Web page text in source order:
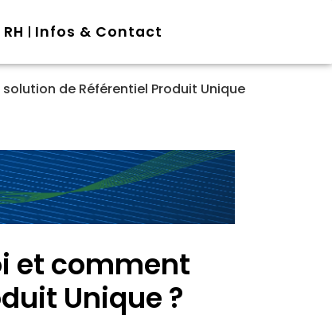
RH Infos & Contact
de Référentiel Produit Unique
et comment
Unique ?